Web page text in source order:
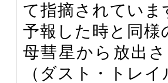
て指摘されていま
予報した時と同様
母彗星から放出
（ダスト・トレ